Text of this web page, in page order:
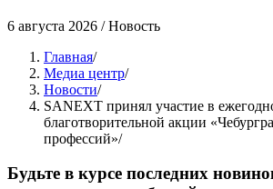
6 августа 2026 / Новость
Главная/
Медиа центр/
Новости/
SANEXT принял участие в
благотворительной акции
профессий»/
Будьте в курсе последних